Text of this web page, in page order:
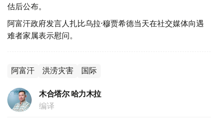
估后公布。
阿富汗政府发言人扎比乌拉·穆贾希德当天在社交媒体向遇
难者家属表示慰问。
阿富汗 洪涝灾害 国际
木合塔尔 哈力木拉
编译